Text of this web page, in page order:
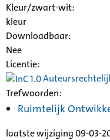
Kleur/zwart-wit:
kleur
Downloadbaar:
Nee
Licentie:
Trefwoorden:
Ruimtelijk
laatste wijziging 09-03-